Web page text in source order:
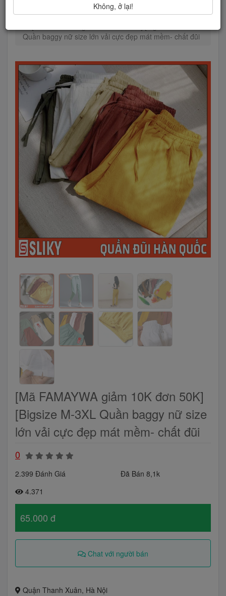
Trang chủ Thời Trang Nữ
Quần
Quần baggy nữ size lớn vải cực đẹp mát mềm- chất đũi
[Mã FAMAYWA giảm 10K đơn 50K]
[Bigsize M-3XL Quần baggy nữ size
lớn vải cực đẹp mát mềm- chất đũi
0
2.399 Đánh Giá
Đã Bán 8,1k
4.371
65.000 đ
Chat với người bán
Quận Thanh Xuân, Hà Nội
Không, ở lại!